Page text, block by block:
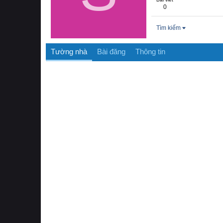
0
Tìm kiếm
Tường nhà Bài đăng Thông tin